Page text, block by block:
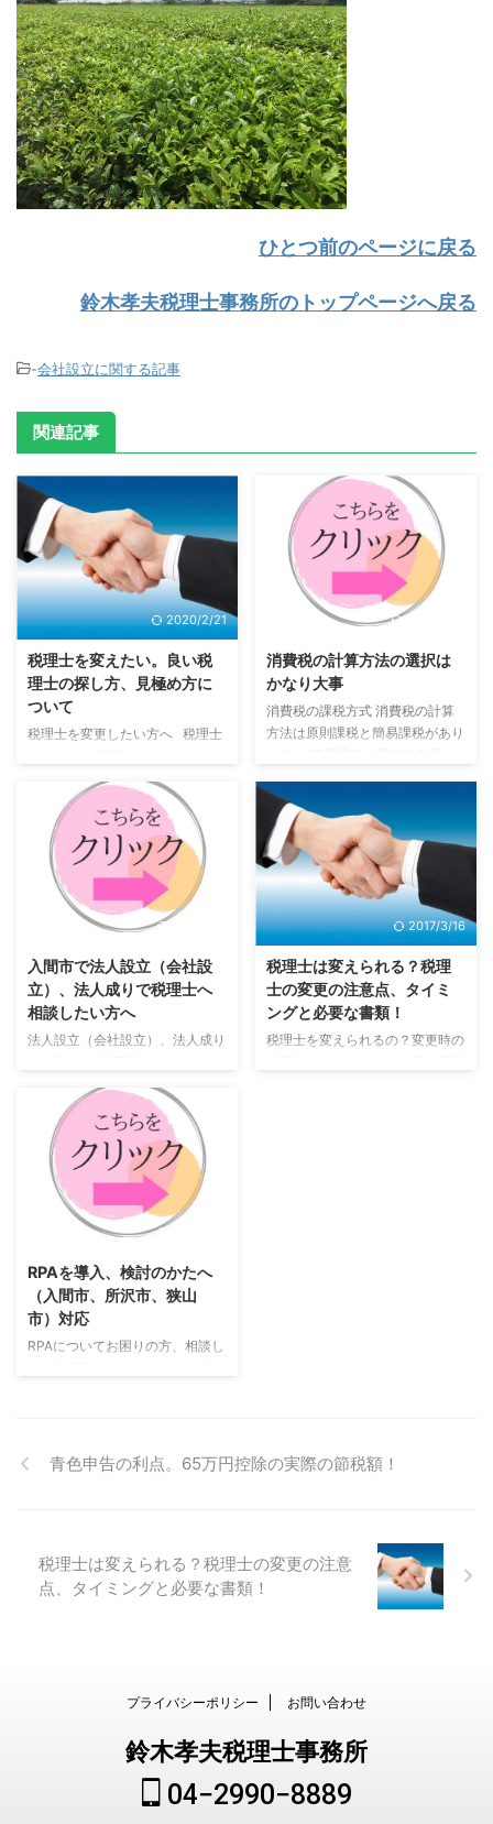
ひとつ前のページに戻る
鈴木孝夫税理士事務所のトップページへ戻る
-会社設立に関する記事
関連記事
2020/2/21
税理士を変えたい。良い税
理士の探し方、見極め方に
ついて
税理士を変更したい方へ 税理士
顧問税理士はいるけれど、いまい
ち頼りにならない 税務調査や節
税対策に強い税理士に顧問になっ
てもらいたい 税理士の顧問料が
無駄になっている気がする もっ
と有効なアドバイスをしてくれる
税理士に頼みたい コミュニケー
ションをとりづらい 顧問税理士
事務所の担当者がコロコロ変わる
が、これで良いのだろうか？ 長
年契約している顧問税理士でも、
状況によっては税理士を変えた方
が良いケースがあります。 今回
い税理士の探し方 ...
消費税の計算方法の選択は
かなり大事
消費税の課税方式 消費税の計算
方法は原則課税と簡易課税があり
択届出書の提出が必要となりま
す。 事前に提出が必要なところ
が意外とやっかいなところです。
つまり、個人事業主の場合、適用
とする年の前年、つまりその年の
前年までに税務署への簡易課税選
択届出書の提出が必要となりま
の前事業年度までに簡易課税選択
届出書の提出が必要となります。
個人事業主が平成３０年に簡易課
税を適用しようとする場合、平成
入間市で法人設立（会社設
立）、法人成りで税理士へ
相談したい方へ
法人設立（会社設立）、法人成り
でお悩みではありませんか 法人
設立（会社設立）でなんにもわか
らない 本当に会社を作った方が
良いの？ 会社設立のメリット・
デメリットは？ どうしたら会社
ってうまくいくの？ 株式会社と
合同会社の違いがわからない。
資本金っていくらにしたら良い
の？ 決算月はいつにしたら良い
の 事業目的って何？ 本店所在地
って自宅でいいの？ 個人事業主
から法人成りをしたほうがよいか
わからない 会社を作った場合の
2017/3/16
税理士は変えられる？税理
士の変更の注意点、タイミ
ングと必要な書類！
税理士を変えられるの？変更時の
RPAを導入、検討のかたへ
（入間市、所沢市、狭山
市）対応
RPAについてお困りの方、相談し
RPAって高いんじゃないの？ RPA
の費用を知りたい？ RPAを導入
するかどうかコストで判断できる
・経理部門の活用範囲がわかる
青色申告の利点。65万円控除の実際の節税額！
税理士は変えられる？税理士の変更の注意
点、タイミングと必要な書類！
プライバシーポリシー お問い合わせ
鈴木孝夫税理士事務所
04−2990−8889